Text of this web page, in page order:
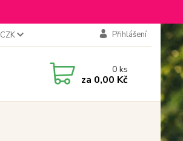
CZK Přihlášení
0ks
za 0,00 Kč